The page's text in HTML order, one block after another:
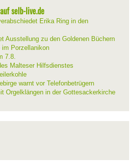
selb-live.de
Erika Ring in den
Ausstellung zu den Goldenen Büchern
im Porzellanikon
7.8.
Malteser Hilfsdienstes
warnt vor Telefonbetrügern
Orgelklängen in der Gottesackerkirche